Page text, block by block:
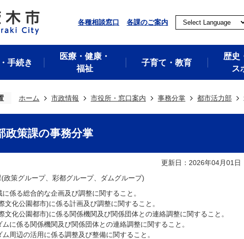
各種相談窓口 各課のご案内
手続き
医療・健康・
福祉
子育て・教育
歴史
ス
ホーム 市政情報 市役所・窓口案内 事務分掌 都市活力部
政策課の事務分掌
更新日：2026年04月01日
政策グループ、彩都グループ、ダムグループ)
係る総合的な企画及び調整に関すること。
文化公園都市)に係る計画及び調整に関すること。
文化公園都市)に係る関係機関及び関係団体との連絡調整に関すること。
に係る関係機関及び関係団体との連絡調整に関すること。
周辺の活用に係る調整及び整備に関すること。